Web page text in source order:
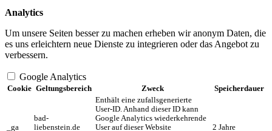
Analytics
Um unsere Seiten besser zu machen erheben wir anonym Daten, die
es uns erleichtern neue Dienste zu integrieren oder das Angebot zu
verbessern.
Google Analytics
Cookie Geltungsbereich Zweck Speicherdauer
_ga
bad-
liebenstein.de
Enthält eine zufallsgenerierte
User-ID. Anhand dieser ID kann
Google Analytics wiederkehrende
User auf dieser Website
2 Jahre